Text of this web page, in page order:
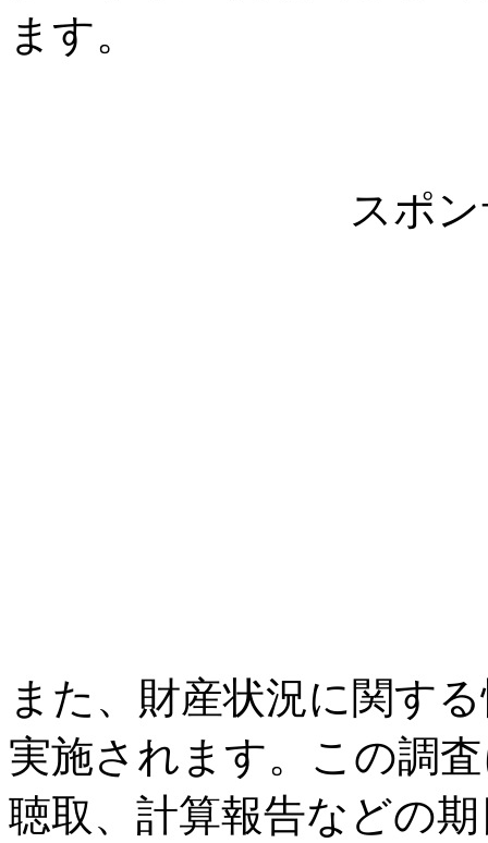
ます。
スポ
また、財産状況に関す
実施されます。この調
聴取、計算報告などの